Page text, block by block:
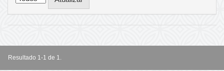
Resultado 1-1 de 1.